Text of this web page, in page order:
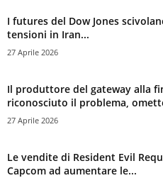
I futures del Dow Jones
tensioni in Iran...
27 Aprile 2026
Il produttore del gateway alla
riconosciuto il problema,
27 Aprile 2026
Le vendite di Resident Evil
Capcom ad aumentare le...